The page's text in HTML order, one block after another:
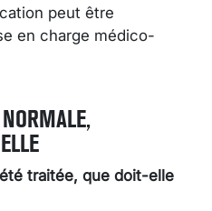
peut être
en charge médico-
traitée, que doit-elle